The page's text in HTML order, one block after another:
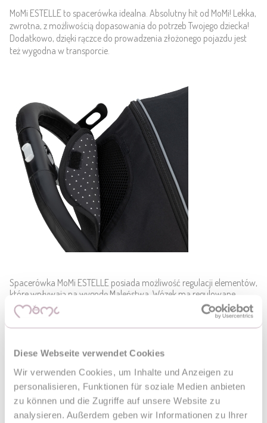
Diese Webseite verwendet Cookies
Wir verwenden Cookies, um Inhalte und Anzeigen zu
personalisieren, Funktionen für soziale Medien anbieten
zu können und die Zugriffe auf unsere Website zu
analysieren. Außerdem geben wir Informationen zu Ihrer
MoMi ESTELLE to spacerówka idealna. Absolutny hit od MoMi! Lekka,
zwrotna, z możliwością dopasowania do potrzeb Twojego dziecka!
Dodatkowo, dzięki rączce do prowadzenia złożonego pojazdu jest
też wygodna w transporcie.
Spacerówka MoMi ESTELLE posiada możliwość regulacji elementów,
które wpływają na wygodę Maleństwa. Wózek ma regulowane
oparcie dzięki czemu dziecko może wygodnie siedzieć lub leżeć.
Możliwość regulacji posiada też podnóżek.